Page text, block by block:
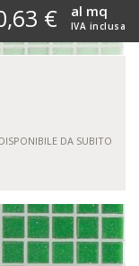
€ IVA inclusa
al mq
DISPONIBILE DA SUBITO